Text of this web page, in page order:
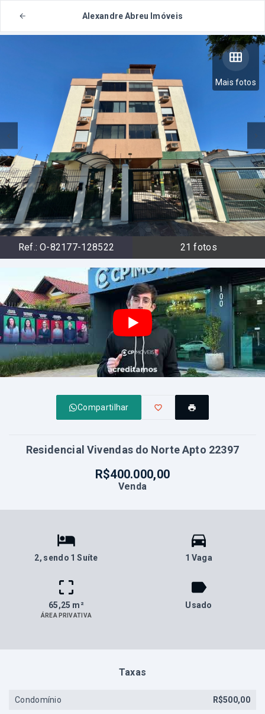
Alexandre Abreu Imóveis
Mais fotos
Ref.: O-82177-128522 21 fotos
Compartilhar
Residencial Vivendas do Norte Apto 22397
R$400.000,00
Venda
2, sendo 1 Suíte 1 Vaga
65,25 m²
ÁREA PRIVATIVA
Usado
Taxas
Condomínio R$500,00